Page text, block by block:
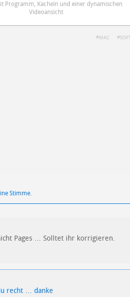
Programm, Kacheln und einer dynamischen
Videoansicht
MAC
Stimme.
Pages … Solltet ihr korrigieren.
recht … danke